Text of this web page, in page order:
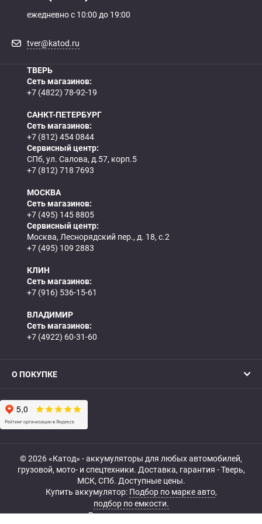
ежедневно с 10:00 до 19:00
tver@katod.ru
ТВЕРЬ
Сеть магазинов:
+7 (4822) 78-92-19
САНКТ-ПЕТЕРБУРГ
Сеть магазинов:
+7 (812) 454 0844
Сервисный центр:
СПб, ул. Салова, д.57, корп.5
+7 (812) 718 7693
МОСКВА
Сеть магазинов:
+7 (495) 145 8805
Сервисный центр:
Москва, Леснорядский пер., д. 18, с.2
+7 (495) 109 2883
КЛИН
Сеть магазинов:
+7 (916) 536-15-61
ВЛАДИМИР
Сеть магазинов:
+7 (4922) 60-31-60
О ПОКУПКЕ
© 2026 «Катод» - аккумуляторы для любых автомобилей,
грузовой, мото- и спецтехники. Доставка, гарантия - Тверь,
МСК, СПб. Доступные цены.
Купить аккумулятор: Подбор по марке авто,
подбор по емкости.
Все права защищены.